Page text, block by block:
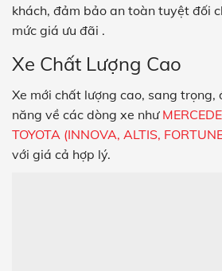
khách, đảm bảo an toàn tuyệt đối
mức giá ưu đãi .
Xe Chất Lượng Cao
Xe mới chất lượng cao, sang trọng,
năng về các dòng xe như
TOYOTA (INNOVA, ALTIS,
với giá cả hợp lý.